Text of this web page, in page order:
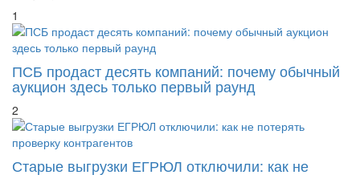
Популярное
1
ПСБ продаст десять компаний: почему обычный
аукцион здесь только первый раунд
2